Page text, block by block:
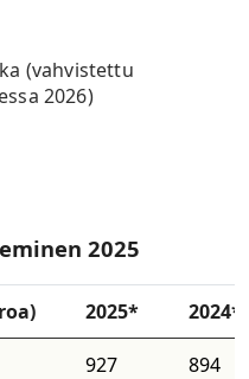
(vahvistettu
2026)
2025
2025* ​2024*
927 894